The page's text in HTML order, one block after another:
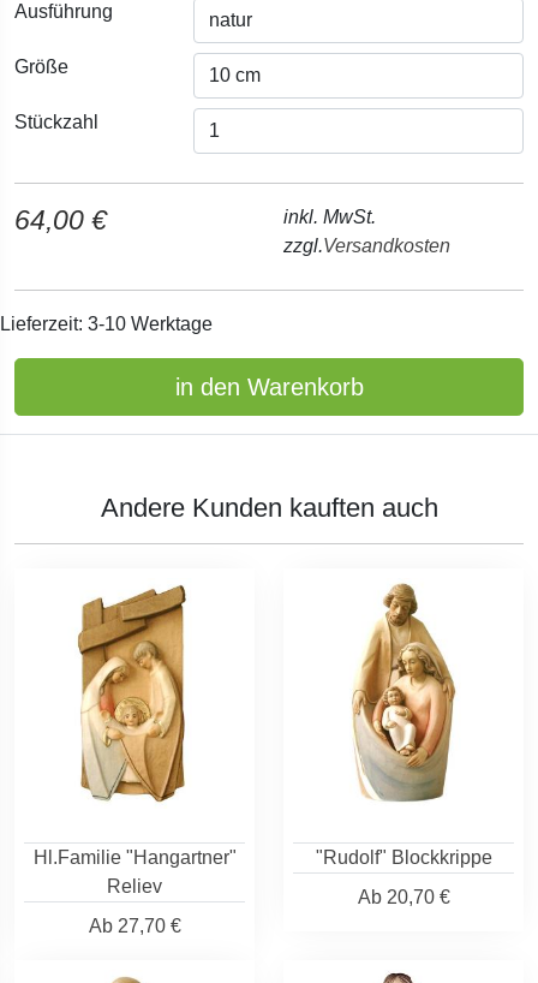
Ausführung
Größe
Stückzahl
64,00 €
inkl. MwSt.
zzgl.Versandkosten
Lieferzeit: 3-10 Werktage
in den Warenkorb
Andere Kunden kauften auch
Hl.Familie "Hangartner"
Reliev
Ab27,70 €
"Rudolf" Blockkrippe
Ab20,70 €